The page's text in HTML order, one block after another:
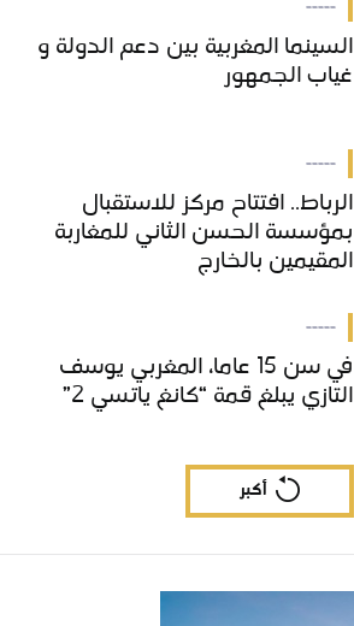
-----
السينما المغربية بين دعم الدولة و
غياب الجمهور
-----
الرباط.. افتتاح مركز للاستقبال
بمؤسسة الحسن الثاني للمغاربة
المقيمين بالخارج
-----
في سن 15 عاما، المغربي يوسف
التازي يبلغ قمة “كانغ ياتسي 2”
أكبر